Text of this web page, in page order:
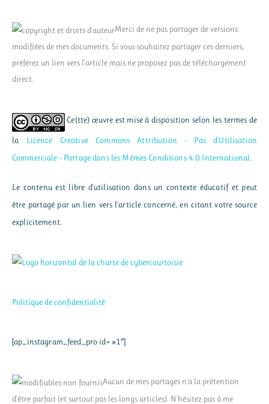
Merci de ne pas partager de versions
modifiées de mes documents. Si vous souhaitez partager ces derniers,
préférez un lien vers l'article mais ne proposez pas de téléchargement
direct.
Ce(tte) œuvre est mise à disposition selon les termes de
la Licence Creative Commons Attribution - Pas d’Utilisation
Commerciale - Partage dans les Mêmes Conditions 4.0 International
Le contenu est libre d'utilisation dans un contexte éducatif et peut
être partagé par un lien vers l'article concerné, en citant votre source
explicitement.
Politique de confidentialité
[ap_instagram_feed_pro id= »1″]
Aucun de mes partages n'a la prétention
d'être parfait (et surtout pas les longs articles). N'hésitez pas à me